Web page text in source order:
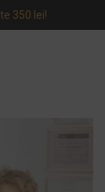
350 lei!